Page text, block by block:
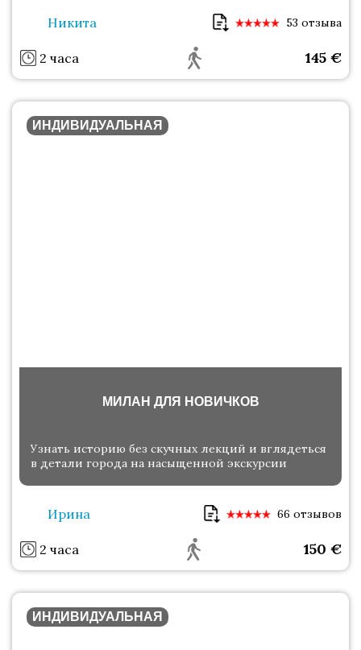
Никита 53 отзыва
2 часа 145 €
ИНДИВИДУАЛЬНАЯ
МИЛАН ДЛЯ НОВИЧКОВ
Узнать историю без скучных лекций и вглядеться
в детали города на насыщенной экскурсии
Ирина 66 отзывов
2 часа 150 €
ИНДИВИДУАЛЬНАЯ